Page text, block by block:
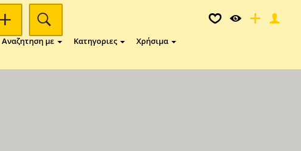
Αναζητηση με Κατηγοριες Χρήσιμα